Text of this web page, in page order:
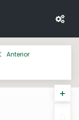
Anterior